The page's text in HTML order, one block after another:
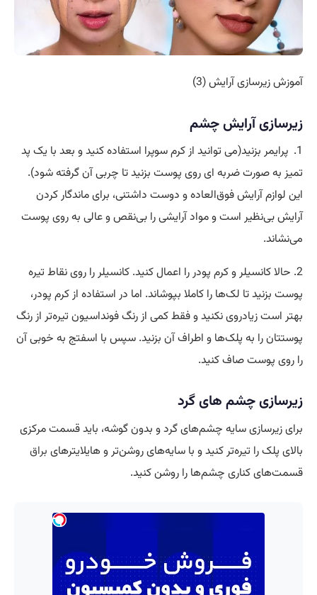
آموزش زیرسازی آرایش (3)
زیرسازی آرایش چشم
1. پرایمر بزنید(می توانید از کرم سوپرا استفاده کنید و بعد با یک پد
تمیز به صورت ضربه ای روی پوست بزنید تا چربی آن گرفته شود).
این لوازم آرایش فوق‌العاده و دوست داشتنی، برای ماندگار کردن
آرایش بی‌نظیر است و مواد آرایشی را بی‌نقص و عالی به روی پوست
می‌نشاند.
2. حالا کانسیلر و کرم پودر را اعمال کنید. کانسیلر را روی نقاط تیره
پوست بزنید تا لک‌ها را کاملا بپوشاند. اما در استفاده از کرم پودر،
بهتر است زیاد‌روی نکنید و فقط کمی از رنگ فونداسیون تیره‌تر از رنگ
پوستتان را به پلک‌ها و اطراف آن بزنید. سپس با اسفتج به خوبی آن
را روی پوست صاف کنید.
زیرسازی چشم های گرد
برای زیرسازی سایه چشم‌های گرد و بدون گوشه، باید قسمت مرکزی
بالای پلک را تیره‌تر کنید و با سایه‌های روشن‌تر و هایلایتر‌های براق
قسمت‌های کناری چشم‌ها را روشن کنید.